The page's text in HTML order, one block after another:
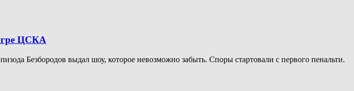
ЦСКА
Безбородов выдал шоу, которое невозможно забыть. Споры стартовали с первого пенальти.